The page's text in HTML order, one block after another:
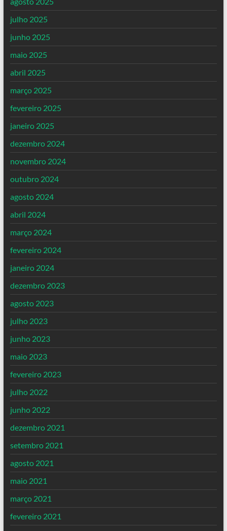
julho 2025
junho 2025
maio 2025
abril 2025
março 2025
fevereiro 2025
janeiro 2025
dezembro 2024
novembro 2024
outubro 2024
agosto 2024
abril 2024
março 2024
fevereiro 2024
janeiro 2024
dezembro 2023
agosto 2023
julho 2023
junho 2023
maio 2023
fevereiro 2023
julho 2022
junho 2022
dezembro 2021
setembro 2021
agosto 2021
maio 2021
março 2021
fevereiro 2021